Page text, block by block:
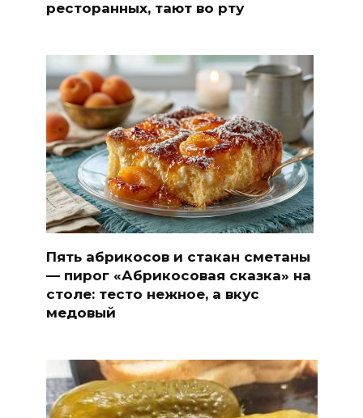
ресторанных, тают во рту
Пять абрикосов и стакан сметаны
— пирог «Абрикосовая сказка» на
столе: тесто нежное, а вкус
медовый